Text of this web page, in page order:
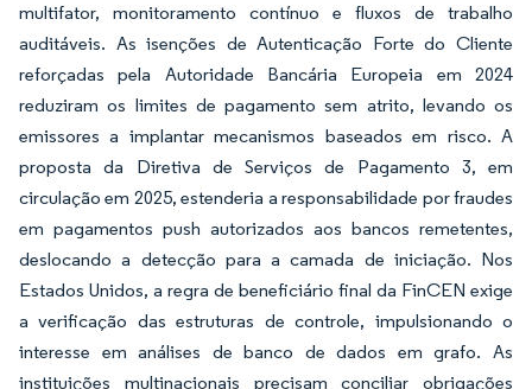
multifator, monitoramento contínuo e fluxos de trabalho
auditáveis. As isenções de Autenticação Forte do Cliente
reforçadas pela Autoridade Bancária Europeia em 2024
reduziram os limites de pagamento sem atrito, levando os
emissores a implantar mecanismos baseados em risco. A
proposta da Diretiva de Serviços de Pagamento 3, em
circulação em 2025, estenderia a responsabilidade por fraudes
em pagamentos push autorizados aos bancos remetentes,
deslocando a detecção para a camada de iniciação. Nos
Estados Unidos, a regra de beneficiário final da FinCEN exige
a verificação das estruturas de controle, impulsionando o
interesse em análises de banco de dados em grafo. As
instituições multinacionais precisam conciliar obrigações